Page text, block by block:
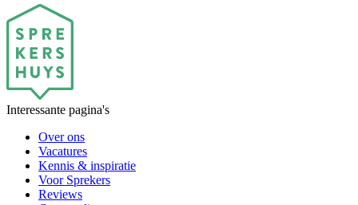
Interessante pagina's
Over ons
Vacatures
Kennis & inspiratie
Voor Sprekers
Reviews